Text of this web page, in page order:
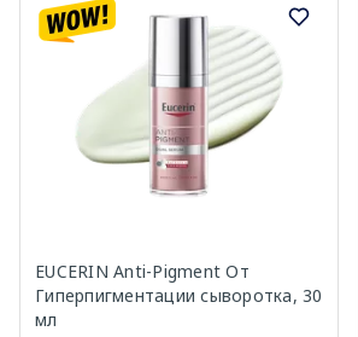
EUCERIN Anti-Pigment От
Гиперпигментации сыворотка, 30
мл